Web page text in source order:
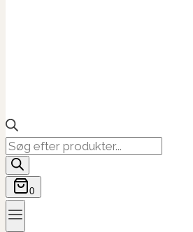
Products
search
0